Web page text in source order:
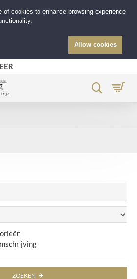
ZOEKEN
of cookies to enhance browsing experience
Allow cookies